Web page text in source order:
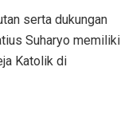
serta dukungan
Suharyo memiliki
Katolik di